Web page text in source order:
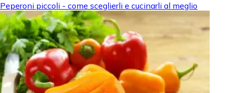
Peperoni piccoli - come sceglierli e cucinarli al meglio